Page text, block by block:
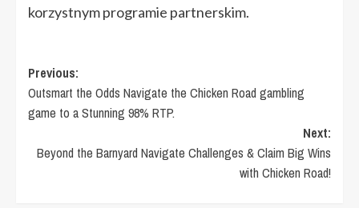
korzystnym programie partnerskim.
Post
navigation
Previous:
Outsmart the Odds Navigate the Chicken Road gambling
game to a Stunning 98% RTP.
Next:
Beyond the Barnyard Navigate Challenges & Claim Big Wins
with Chicken Road!